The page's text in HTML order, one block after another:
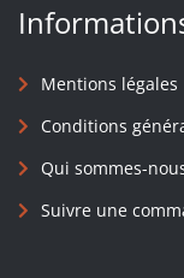
Mentions légales
Conditions
Qui sommes-
Suivre une